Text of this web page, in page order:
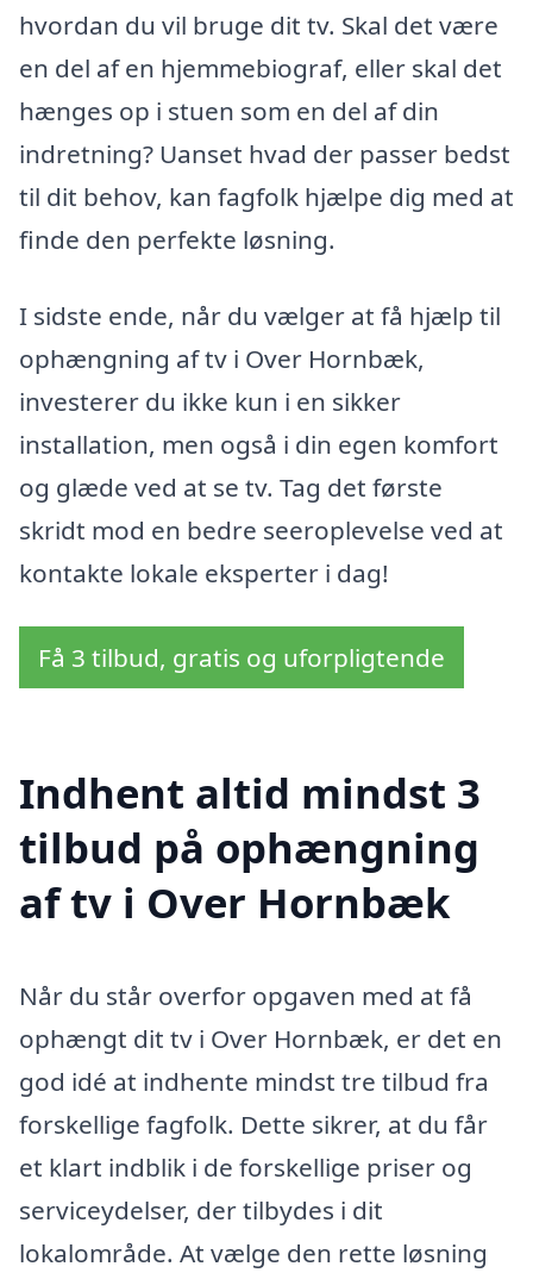
hvordan du vil bruge dit tv. Skal det være
en del af en hjemmebiograf, eller skal det
hænges op i stuen som en del af din
indretning? Uanset hvad der passer bedst
til dit behov, kan fagfolk hjælpe dig med at
finde den perfekte løsning.
I sidste ende, når du vælger at få hjælp til
ophængning af tv i Over Hornbæk,
investerer du ikke kun i en sikker
installation, men også i din egen komfort
og glæde ved at se tv. Tag det første
skridt mod en bedre seeroplevelse ved at
kontakte lokale eksperter i dag!
Få 3 tilbud, gratis og uforpligtende
Indhent altid mindst 3
tilbud på ophængning
af tv i Over Hornbæk
Når du står overfor opgaven med at få
ophængt dit tv i Over Hornbæk, er det en
god idé at indhente mindst tre tilbud fra
forskellige fagfolk. Dette sikrer, at du får
et klart indblik i de forskellige priser og
serviceydelser, der tilbydes i dit
lokalområde. At vælge den rette løsning